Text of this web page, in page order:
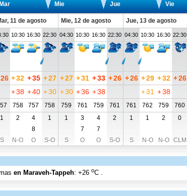
Mar Mie Jue Vie
11 de agosto Mie, 12 de agosto Jue, 13 de agosto
10:30 16:30 22:30 04:30 10:30 16:30 22:30 04:30 10:30 16:30 22:30
26 +32 +35 +27 +27 +31 +33 +26 +26 +29 +32 +26
+38 +40 +30 +30 +36 +38 +31 +38
758 757 758 759 761 759 761 761 762 759 760
1 2 4 1 1 3 4 2 1 1 2 0
8 7
7
S N-O O S-O S O O S-O S N-O N-O CLM
en Maraveh-Tappeh: +26 oC .